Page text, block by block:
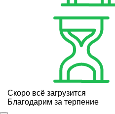
Скоро всё загрузится
Благодарим за терпение